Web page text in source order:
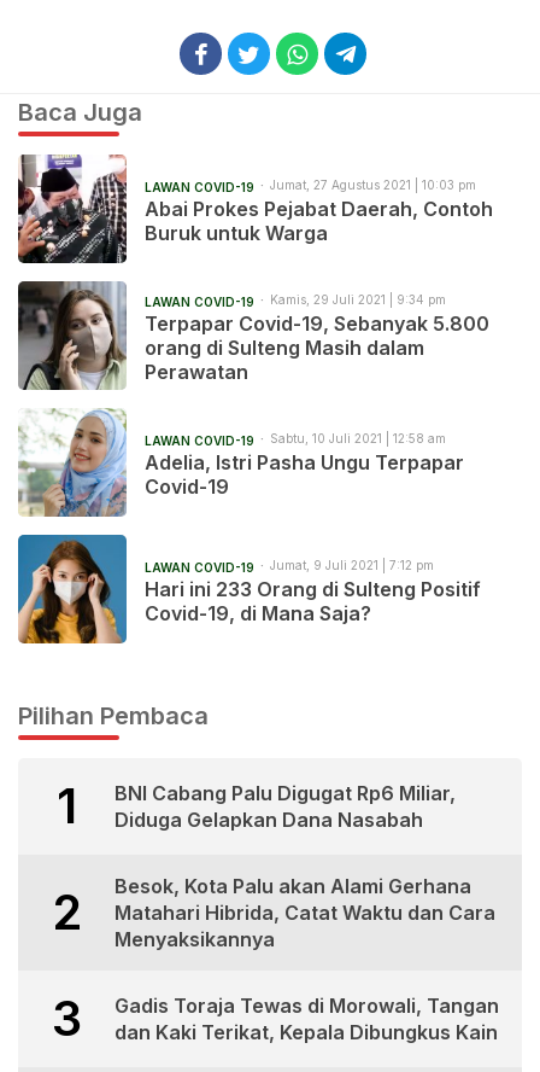
Baca Juga
LAWAN COVID-19 Jumat, 27 Agustus 2021 | 10:03 pm
Abai Prokes Pejabat Daerah, Contoh
Buruk untuk Warga
LAWAN COVID-19 Kamis, 29 Juli 2021 | 9:34 pm
Terpapar Covid-19, Sebanyak 5.800
orang di Sulteng Masih dalam
Perawatan
LAWAN COVID-19 Sabtu, 10 Juli 2021 | 12:58 am
Adelia, Istri Pasha Ungu Terpapar
Covid-19
LAWAN COVID-19 Jumat, 9 Juli 2021 | 7:12 pm
Hari ini 233 Orang di Sulteng Positif
Covid-19, di Mana Saja?
Pilihan Pembaca
1
BNI Cabang Palu Digugat Rp6 Miliar,
Diduga Gelapkan Dana Nasabah
2
Besok, Kota Palu akan Alami Gerhana
Matahari Hibrida, Catat Waktu dan Cara
Menyaksikannya
3
Gadis Toraja Tewas di Morowali, Tangan
dan Kaki Terikat, Kepala Dibungkus Kain